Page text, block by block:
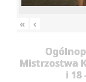
« ‹
Mistrzostwa
i 18